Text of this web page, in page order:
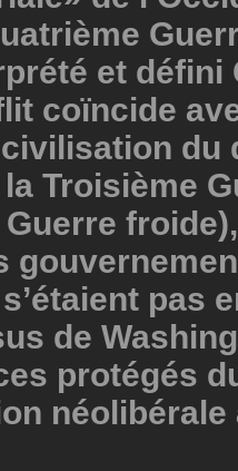
et défini
coïncide
du
Troisième
pas
de
protégés